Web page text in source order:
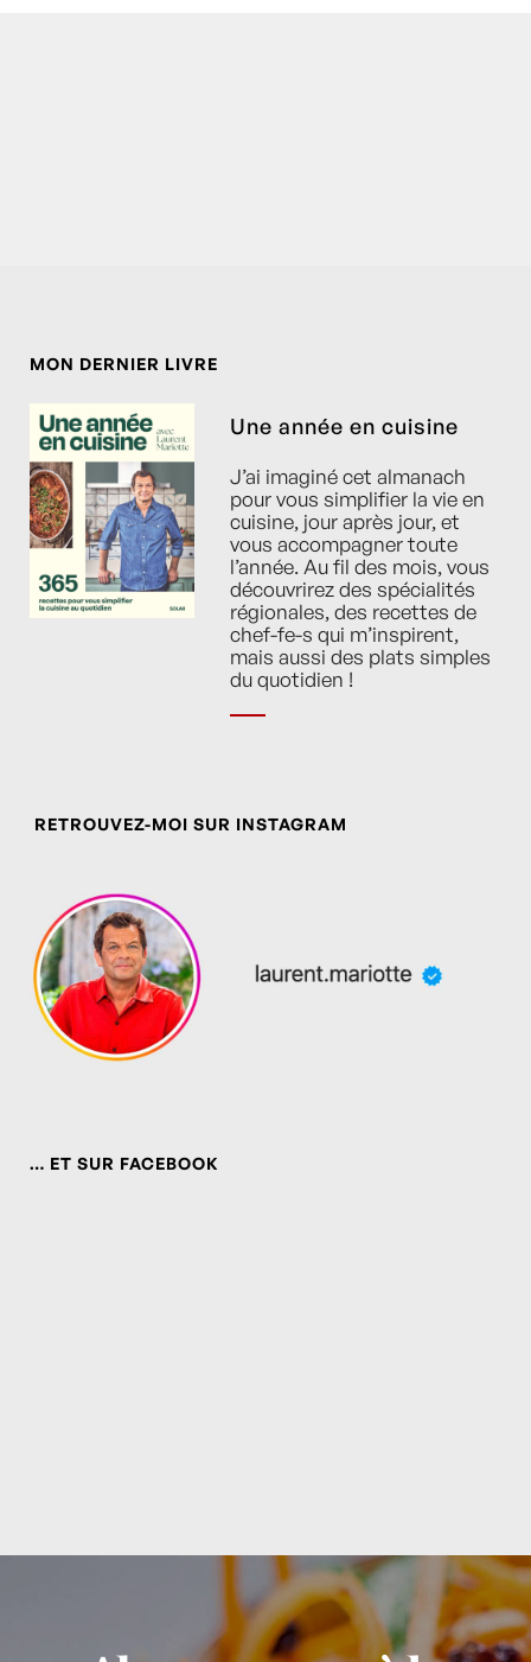
MON DERNIER LIVRE
Une année en cuisine
J’ai imaginé cet almanach
pour vous simplifier la vie en
cuisine, jour après jour, et
vous accompagner toute
l’année. Au fil des mois, vous
découvrirez des spécialités
régionales, des recettes de
chef-fe-s qui m’inspirent,
mais aussi des plats simples
du quotidien !
RETROUVEZ-MOI SUR INSTAGRAM
… ET SUR FACEBOOK